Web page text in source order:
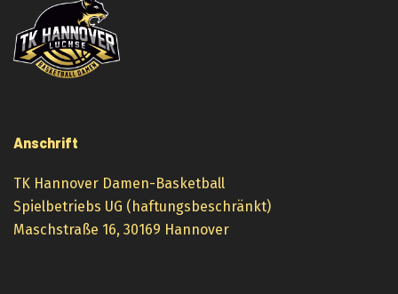
Anschrift
TK Hannover Damen-Basketball
Spielbetriebs UG (haftungsbeschränkt)
Maschstraße 16, 30169 Hannover